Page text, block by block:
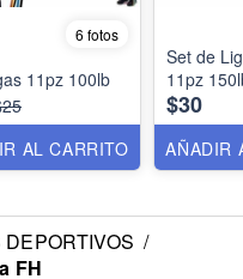
6 fotos
11pz 100lb
AL CARRITO
Set de
11pz
$30
AÑADIR
/
FH